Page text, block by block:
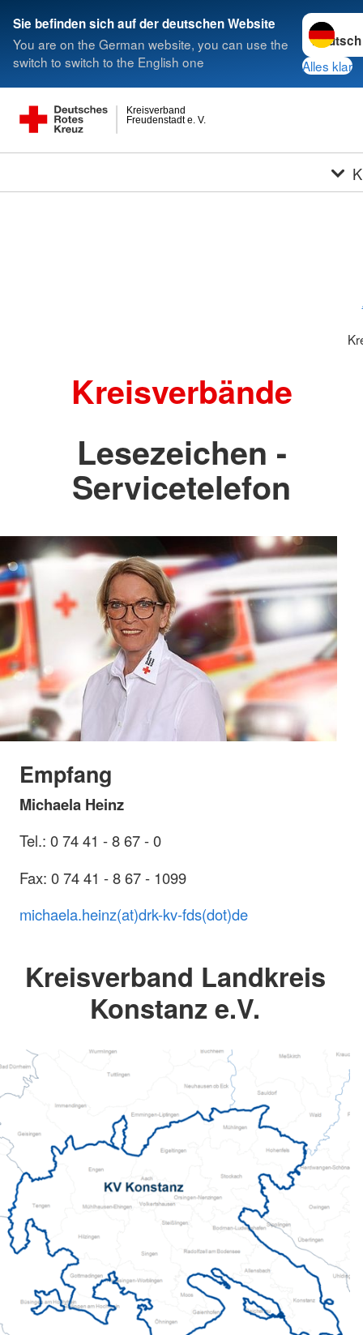
Sie befinden sich auf der deutschen Website
You are on the German website, you can use the
switch to switch to the English one
Sprache
Alles klar
Freudenstadt e. V.
Kreisverband
Kreisverbände
Lesezeichen -
Servicetelefon
Empfang
Michaela Heinz
Tel.: 0 74 41 - 8 67 - 0
Fax: 0 74 41 - 8 67 - 1099
michaela.heinz(at)drk-kv-fds(dot)de
Kreisverband Landkreis
Konstanz e.V.